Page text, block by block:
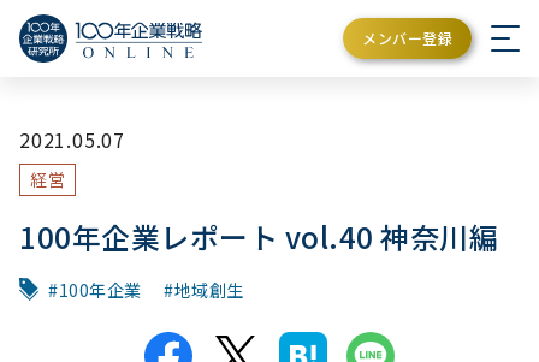
メンバー登録
2021.05.07
経営
100年企業レポート vol.40 神奈川編
100年企業 地域創生